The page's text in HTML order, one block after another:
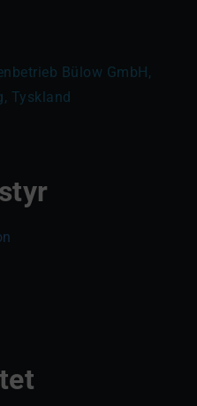
Bülow GmbH,
Tyskland